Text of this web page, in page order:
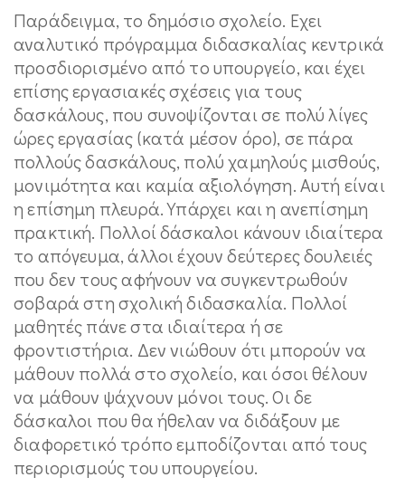
Παράδειγμα, το δημόσιο σχολείο. Εχει
αναλυτικό πρόγραμμα διδασκαλίας κεντρικά
προσδιορισμένο από το υπουργείο, και έχει
επίσης εργασιακές σχέσεις για τους
δασκάλους, που συνοψίζονται σε πολύ λίγες
ώρες εργασίας (κατά μέσον όρο), σε πάρα
πολλούς δασκάλους, πολύ χαμηλούς μισθούς,
μονιμότητα και καμία αξιολόγηση. Αυτή είναι
η επίσημη πλευρά. Υπάρχει και η ανεπίσημη
πρακτική. Πολλοί δάσκαλοι κάνουν ιδιαίτερα
το απόγευμα, άλλοι έχουν δεύτερες δουλειές
που δεν τους αφήνουν να συγκεντρωθούν
σοβαρά στη σχολική διδασκαλία. Πολλοί
μαθητές πάνε στα ιδιαίτερα ή σε
φροντιστήρια. Δεν νιώθουν ότι μπορούν να
μάθουν πολλά στο σχολείο, και όσοι θέλουν
να μάθουν ψάχνουν μόνοι τους. Οι δε
δάσκαλοι που θα ήθελαν να διδάξουν με
διαφορετικό τρόπο εμποδίζονται από τους
περιορισμούς του υπουργείου.